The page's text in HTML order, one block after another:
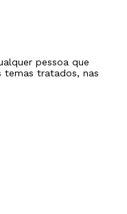
pessoa que
temas tratados, nas